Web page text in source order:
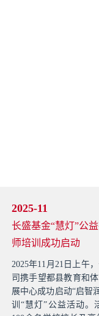
2025-11
长盛基金“慧灯”公
师培训成功启动
2025年11月21日上午
司携手望都县教育和
展中心成功启动“启智
训“慧灯”公益活动。